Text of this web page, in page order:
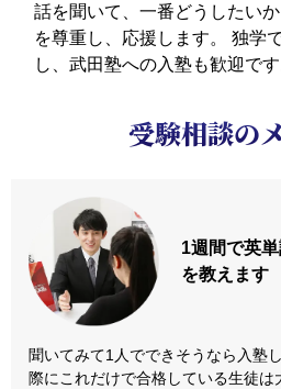
話を聞いて、一番どうしたい
を尊重し、応援します。
独学
し、武田塾への入塾も歓迎です
受験相談の
1週間で英
を教えます
聞いてみて1人でできそうなら入塾
際にこれだけで合格している生徒は